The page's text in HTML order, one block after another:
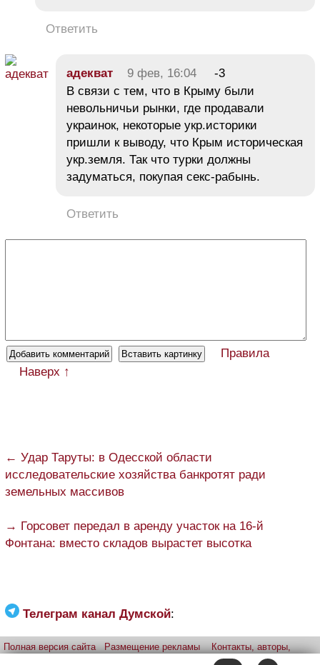
Ответить
адекват 9 фев, 16:04
-3
В связи с тем, что в Крыму были
невольничьи рынки, где продавали
украинок, некоторые укр.историки
пришли к выводу, что Крым историческая
укр.земля. Так что турки должны
задуматься, покупая секс-рабынь.
Ответить
Правила
Наверх ↑
← Удар Таруты: в Одесской области
исследовательские хозяйства банкротят ради
земельных массивов
→ Горсовет передал в аренду участок на 16-й
Фонтана: вместо складов вырастет высотка
Телеграм канал Думской:
Полная версия сайта Размещение рекламы
Контакты, авторы,